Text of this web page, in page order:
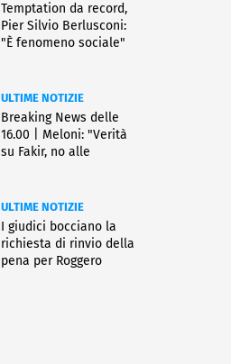
Temptation da record,
Pier Silvio Berlusconi:
"È fenomeno sociale"
ULTIME NOTIZIE
Breaking News delle
16.00 | Meloni: "Verità
su Fakir, no alle
ULTIME NOTIZIE
I giudici bocciano la
richiesta di rinvio della
pena per Roggero